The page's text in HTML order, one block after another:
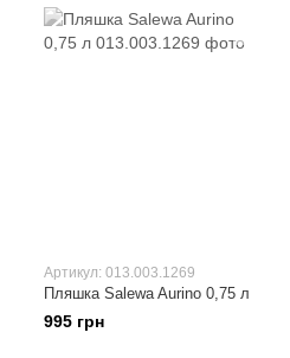
Артикул: 013.003.1269
Пляшка Salewa Aurino 0,75 л
995 грн